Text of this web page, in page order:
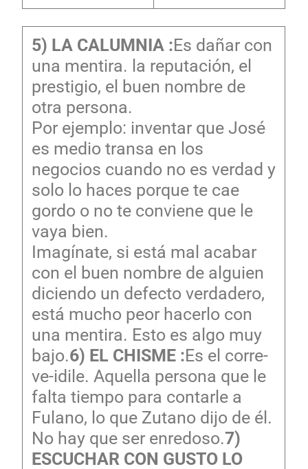
5) LA CALUMNIA :Es dañar con
una mentira. la reputación, el
prestigio, el buen nombre de
otra persona.
Por ejemplo: inventar que José
es medio transa en los
negocios cuando no es verdad y
solo lo haces porque te cae
gordo o no te conviene que le
vaya bien.
Imagínate, si está mal acabar
con el buen nombre de alguien
diciendo un defecto verdadero,
está mucho peor hacerlo con
una mentira. Esto es algo muy
bajo.6) EL CHISME :Es el corre-
ve-idile. Aquella persona que le
falta tiempo para contarle a
Fulano, lo que Zutano dijo de él.
No hay que ser enredoso.7)
ESCUCHAR CON GUSTO LO